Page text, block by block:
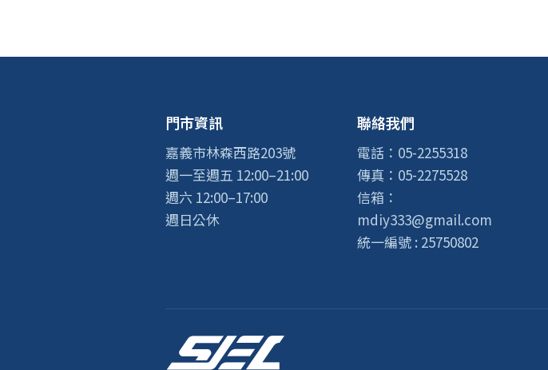
門市資訊
嘉義市林森西路203號
週一至週五 12:00–21:00
週六 12:00–17:00
週日公休
聯絡我們
電話：05-2255318
傳真：05-2275528
信箱：
mdiy333@gmail.com
統一編號 : 25750802